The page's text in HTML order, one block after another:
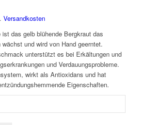
Versandkosten
das gelb blühende Bergkraut das
und wird von Hand geerntet.
unterstützt es bei Erkältungen und
und Verdauungsprobleme.
wirkt als Antioxidans und hat
Eigenschaften.